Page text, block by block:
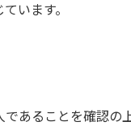
います。
あることを確認の